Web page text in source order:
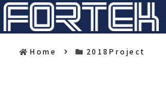
Home 2018Project